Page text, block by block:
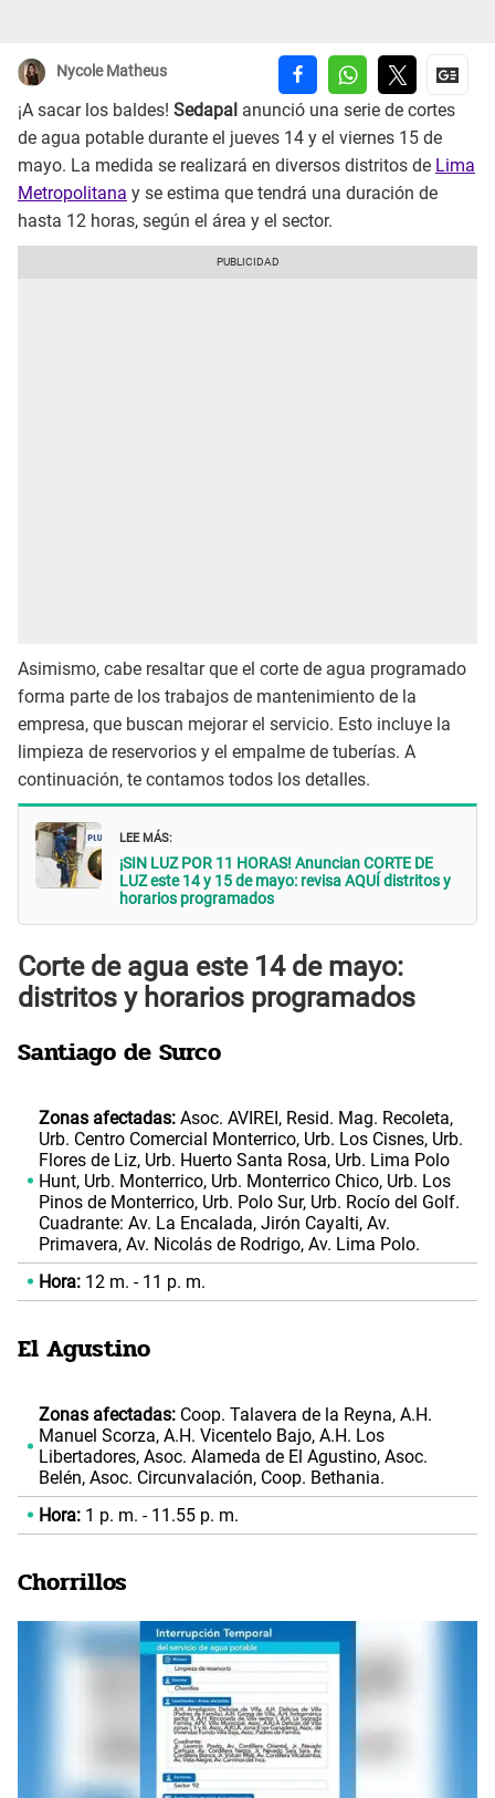
Nycole Matheus
¡A sacar los baldes! Sedapal anunció una serie de cortes
de agua potable durante el jueves 14 y el viernes 15 de
mayo. La medida se realizará en diversos distritos de Lima
Metropolitana y se estima que tendrá una duración de
hasta 12 horas, según el área y el sector.
Asimismo, cabe resaltar que el corte de agua programado
forma parte de los trabajos de mantenimiento de la
empresa, que buscan mejorar el servicio. Esto incluye la
limpieza de reservorios y el empalme de tuberías. A
continuación, te contamos todos los detalles.
LEE MÁS:
¡SIN LUZ POR 11 HORAS! Anuncian CORTE DE
LUZ este 14 y 15 de mayo: revisa AQUÍ distritos y
horarios programados
Corte de agua este 14 de mayo:
distritos y horarios programados
Santiago de Surco
Zonas afectadas: Asoc. AVIREI, Resid. Mag. Recoleta,
Urb. Centro Comercial Monterrico, Urb. Los Cisnes, Urb.
Flores de Liz, Urb. Huerto Santa Rosa, Urb. Lima Polo
Hunt, Urb. Monterrico, Urb. Monterrico Chico, Urb. Los
Pinos de Monterrico, Urb. Polo Sur, Urb. Rocío del Golf.
Cuadrante: Av. La Encalada, Jirón Cayalti, Av.
Primavera, Av. Nicolás de Rodrigo, Av. Lima Polo.
Hora: 12 m. - 11 p. m.
El Agustino
Zonas afectadas: Coop. Talavera de la Reyna, A.H.
Manuel Scorza, A.H. Vicentelo Bajo, A.H. Los
Libertadores, Asoc. Alameda de El Agustino, Asoc.
Belén, Asoc. Circunvalación, Coop. Bethania.
Hora: 1 p. m. - 11.55 p. m.
Chorrillos